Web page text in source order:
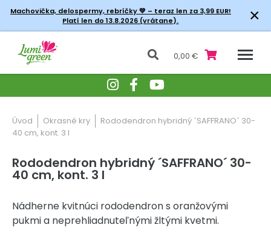
Machovička, delospermy, rebríčky💚 – teraz len za 3,99 EUR!
Platí len do 13.8.2026 (vrátane).
×
0,00 €
Úvod Okrasné kry
Rododendron hybridný ´SAFFRANO´ 30-
40 cm, kont. 3 l
Rododendron hybridný ´SAFFRANO´ 30-
40 cm, kont. 3 l
Nádherne kvitnúci rododendron s oranžovými
pukmi a neprehliadnuteľnými žltými kvetmi.